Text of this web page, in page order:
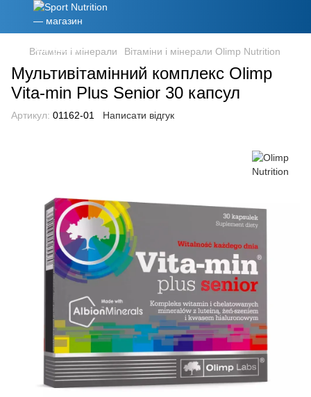
Вітаміни і мінерали Вітаміни і мінерали Olimp Nutrition
Мультивітамінний комплекс Olimp
Vita-min Plus Senior 30 капсул
Артикул: 01162-01 Написати відгук